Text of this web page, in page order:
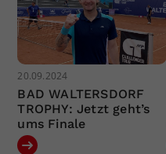
20.09.2024
BAD WALTERSDORF
TROPHY: Jetzt geht’s
ums Finale